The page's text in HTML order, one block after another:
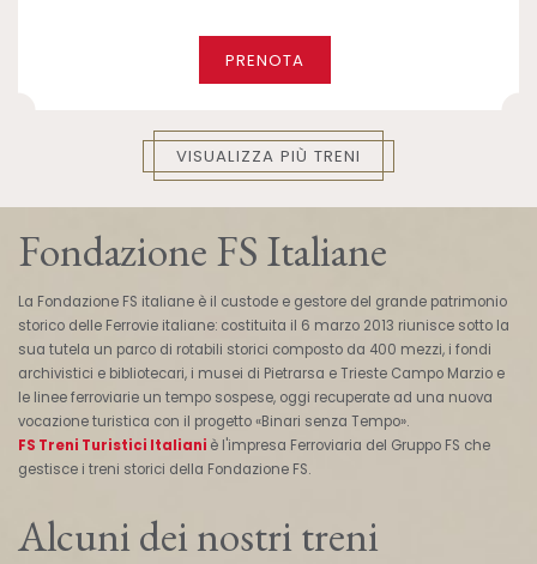
PRENOTA
VISUALIZZA PIÙ TRENI
Fondazione FS Italiane
La Fondazione FS italiane è il custode e gestore del grande patrimonio
storico delle Ferrovie italiane: costituita il 6 marzo 2013 riunisce sotto la
sua tutela un parco di rotabili storici composto da 400 mezzi, i fondi
archivistici e bibliotecari, i musei di Pietrarsa e Trieste Campo Marzio e
le linee ferroviarie un tempo sospese, oggi recuperate ad una nuova
vocazione turistica con il progetto «Binari senza Tempo».
FS Treni Turistici Italiani è l'impresa Ferroviaria del Gruppo FS che
gestisce i treni storici della Fondazione FS.
Alcuni dei nostri treni